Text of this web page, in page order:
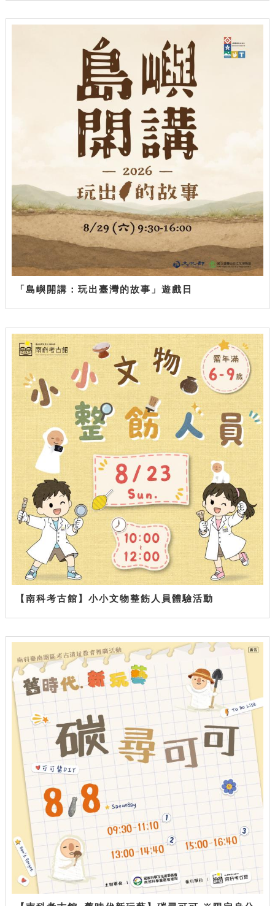
「島嶼開講：玩出臺灣的故事」遊戲日
【南科考古館】小小文物整飭人員體驗活動